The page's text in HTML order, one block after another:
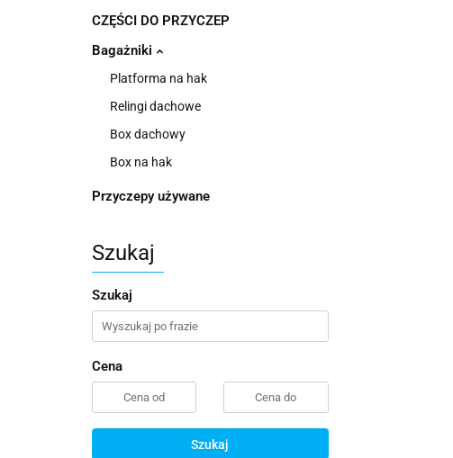
CZĘŚCI DO PRZYCZEP
Bagażniki
Platforma na hak
Relingi dachowe
Box dachowy
Box na hak
Przyczepy używane
Szukaj
Szukaj
Cena
Szukaj